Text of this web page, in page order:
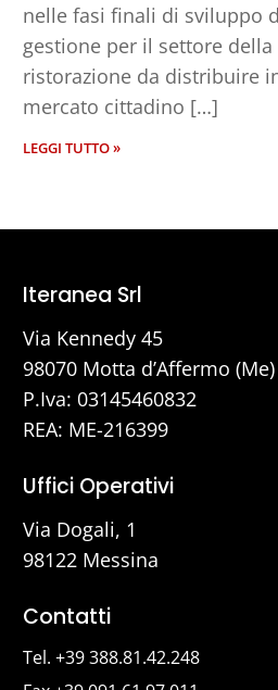
nelle fasi finali di sviluppo
gestione per il settore
ristorazione da distribuire
mercato cittadino […]
LEGGI TUTTO »
Iteranea Srl
Via Kennedy 45
98070 Motta d’Affermo (Me)
P.Iva: 03145460832
REA: ME-216399
Uffici Operativi
Via Dogali, 1
98122 Messina
Contatti
Tel. +39 388.81.42.248